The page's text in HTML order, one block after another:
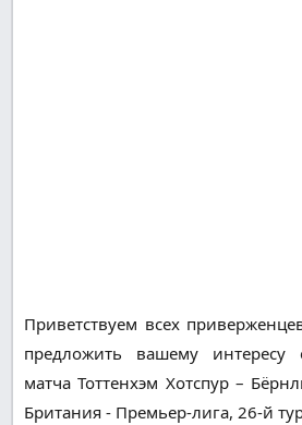
Приветствуем всех
предложить вашему интересу
матча Тоттенхэм Хотспур –
Британия - Премьер-лига, 26-й